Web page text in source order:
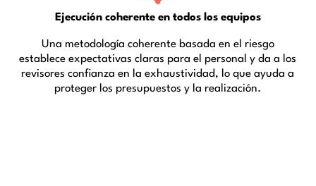
Ejecución coherente en todos los equipos
Una metodología coherente basada en el riesgo
establece expectativas claras para el personal y da a los
revisores confianza en la exhaustividad, lo que ayuda a
proteger los presupuestos y la realización.